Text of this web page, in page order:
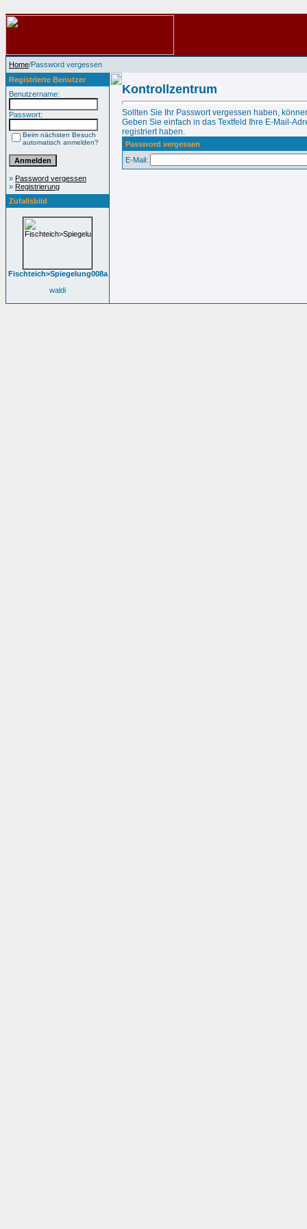
Home/Password vergessen
Registrierte Benutzer
Benutzername:
Passwort:
Beim nächsten Besuch
automatisch anmelden?
» Password vergessen
» Registrierung
Zufallsbild
Fischteich>Spiegelung008a
waldi
Kontrollzentrum
Sollten Sie Ihr Passwort vergessen haben,
Geben Sie einfach in das Textfeld Ihre E-Mail-
registriert haben.
Password vergessen
E-Mail: